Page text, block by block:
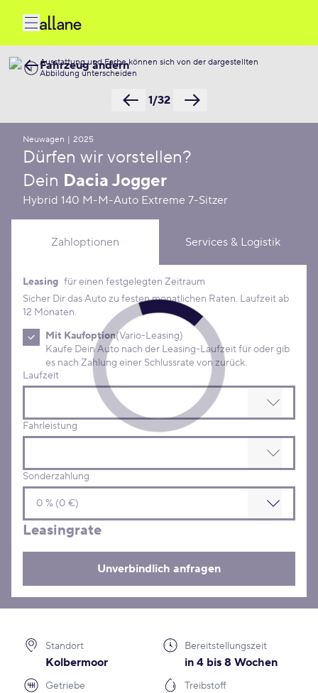
Ausstattung und Farbe können sich von der dargestellten
Abbildung unterscheiden
1/32
Fahrzeug ändern
Neuwagen | 2025
Dürfen wir vorstellen?
Dein Dacia Jogger
Hybrid 140 M-M-Auto Extreme 7-Sitzer
Zahloptionen Services & Logistik
Leasing Konditionen
Leasing für einen festgelegten Zeitraum
Sicher Dir das Auto zu festen monatlichen Raten. Laufzeit ab
12 Monaten.
Mit Kaufoption(Vario-Leasing)
Kaufe Dein Auto nach der Leasing-Laufzeit für oder gib
es nach Zahlung einer Schlussrate von zurück.
Laufzeit
Fahrleistung
Sonderzahlung
Leasingrate
Unverbindlich anfragen
Standort
Kolbermoor
Bereitstellungszeit
in 4 bis 8 Wochen
Getriebe Treibstoff